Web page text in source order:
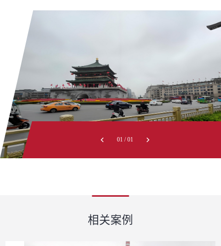
01 /01
相关案例